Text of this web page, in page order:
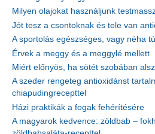
Milyen olajokat használjunk
Jót tesz a csontoknak és tele van
A sportolás egészséges, vagy néha
Érvek a meggy és a meggylé mellett
Miért előnyös, ha sötét szobában
A szeder rengeteg antioxidánst
chiapudingrecepttel
Házi praktikák a fogak fehérítésére
A magyarok kedvence: zöldbab –